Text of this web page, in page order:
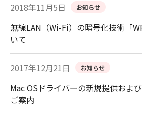
2018年11月5日 お知らせ
無線LAN（Wi-Fi）の暗号化技術「
いて
2017年12月21日 お知らせ
Mac OSドライバーの新規提供およ
ご案内